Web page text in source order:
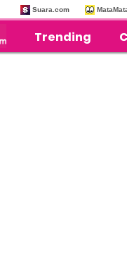
Suara.com
Trending